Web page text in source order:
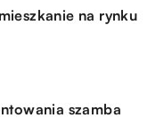
na rynku
szamba